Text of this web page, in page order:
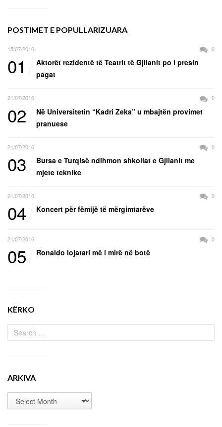
POSTIMET E POPULLARIZUARA
15/07/2016 0
01
Aktorët rezidentë të Teatrit të Gjilanit po i presin
pagat
21/07/2016 0
02
Në Universitetin “Kadri Zeka” u mbajtën provimet
pranuese
21/07/2016 0
03
Bursa e Turqisë ndihmon shkollat e Gjilanit me
mjete teknike
21/07/2016 0
04 Koncert për fëmijë të mërgimtarëve
21/07/2016 0
05 Ronaldo lojatari më i mirë në botë
KËRKO
ARKIVA